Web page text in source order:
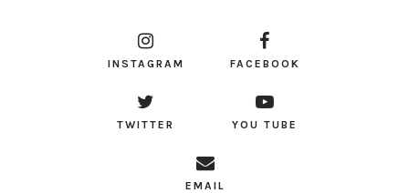
INSTAGRAM FACEBOOK
TWITTER YOU TUBE
EMAIL